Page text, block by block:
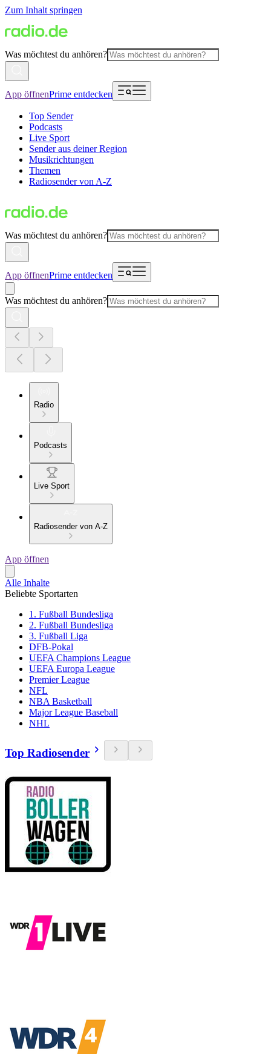
Zum Inhalt springen
Was möchtest du anhören?
App öffnenPrime entdecken
Top Sender
Podcasts
Live Sport
Sender aus deiner Region
Musikrichtungen
Themen
Radiosender von A-Z
Was möchtest du anhören?
App öffnenPrime entdecken
Was möchtest du anhören?
Radio
Podcasts
Live Sport
Radiosender von A-Z
App öffnen
Alle Inhalte
Beliebte Sportarten
1. Fußball Bundesliga
2. Fußball Bundesliga
3. Fußball Liga
DFB-Pokal
UEFA Champions League
UEFA Europa League
Premier League
NFL
NBA Basketball
Major League Baseball
NHL
Top Radiosender